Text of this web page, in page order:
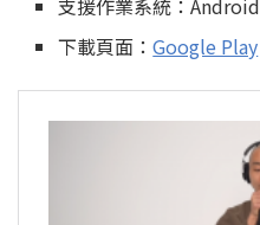
支援作業系統：Android
下載頁面：Google Play